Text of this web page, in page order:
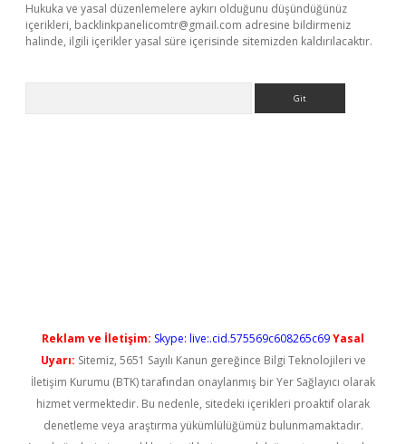
Hukuka ve yasal düzenlemelere aykırı olduğunu düşündüğünüz
içerikleri, backlinkpanelicomtr@gmail.com adresine bildirmeniz
halinde, ilgili içerikler yasal süre içerisinde sitemizden kaldırılacaktır.
Reklam ve İletişim: Skype: live:.cid.575569c608265c69Yasal
Uyarı: Sitemiz, 5651 Sayılı Kanun gereğince Bilgi Teknolojileri ve
İletişim Kurumu (BTK) tarafından onaylanmış bir Yer Sağlayıcı olarak
hizmet vermektedir. Bu nedenle, sitedeki içerikleri proaktif olarak
denetleme veya araştırma yükümlülüğümüz bulunmamaktadır.